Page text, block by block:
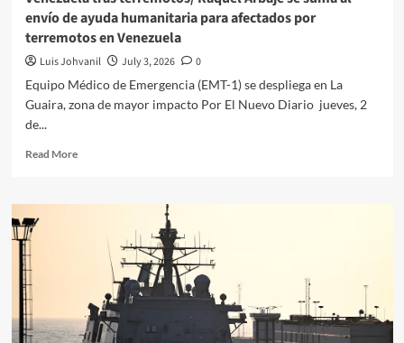
envío de ayuda humanitaria para afectados por
terremotos en Venezuela
Luis Johvanil July 3, 2026
0
Equipo Médico de Emergencia (EMT-1) se despliega en La
Guaira, zona de mayor impacto Por El Nuevo Diario jueves, 2
de...
Read More